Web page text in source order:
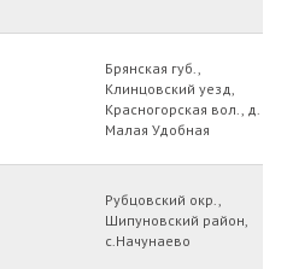
Брянская губ.,
Клинцовский уезд,
Красногорская вол., д.
Малая Удобная
Рубцовский окр.,
Шипуновский район,
с.Начунаево